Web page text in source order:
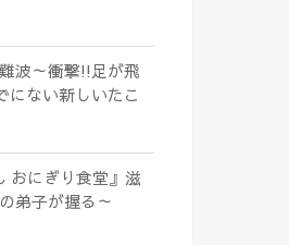
波～衝撃!!足が飛
にない新しいたこ
おにぎり食堂』滋
弟子が握る～